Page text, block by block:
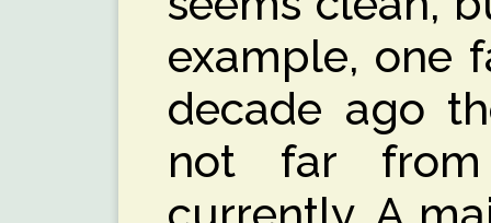
example, one
decade ago
not far